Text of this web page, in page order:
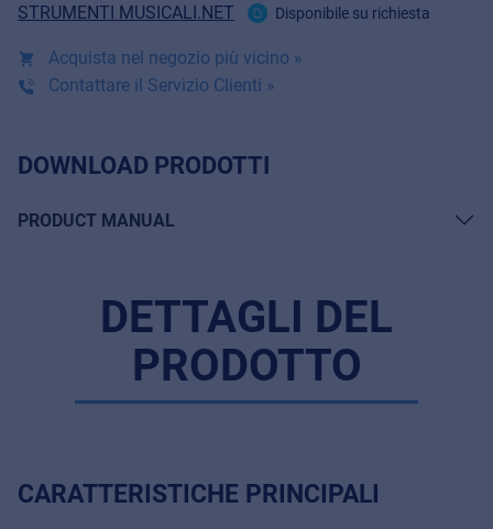
STRUMENTI MUSICALI.NET Disponibile su richiesta
Acquista nel negozio più vicino »
Contattare il Servizio Clienti »
DOWNLOAD PRODOTTI
PRODUCT MANUAL
DETTAGLI DEL
PRODOTTO
CARATTERISTICHE PRINCIPALI